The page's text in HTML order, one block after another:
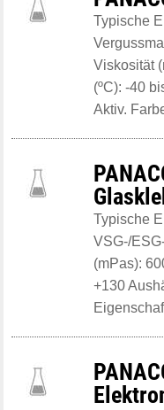
Typische
Viskosität
(ºC): -40
Aktiv.
Typische
VSG-/
(mPas):
+130